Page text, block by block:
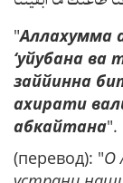
"Аллахумма
‘уйубана ва
заййинна
ахирати
абкайтана".
(перевод): "О